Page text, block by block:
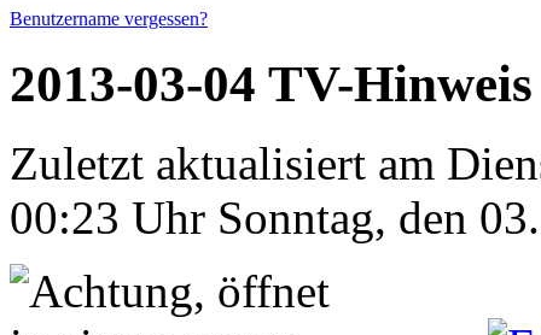
Benutzername vergessen?
2013-03-04 TV-Hinweis
Zuletzt aktualisiert am
00:23 Uhr Sonntag, den